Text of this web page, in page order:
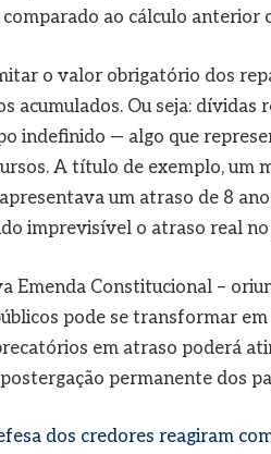
ao cálculo anterior
o valor obrigatório dos
acumulados. Ou seja: dívidas
indefinido — algo que
A título de exemplo, um
um atraso de 8
imprevisível o atraso real
Emenda Constitucional –
pode se transformar em
em atraso poderá
permanente dos
dos credores reagiram